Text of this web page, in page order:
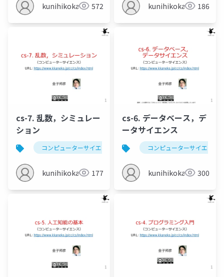
kunihikokaneko572 kunihikokaneko186
cs-7. 乱数，シミュレー
ション
コンピューターサイエンス 乱数 シミュレーション
kunihikokaneko177
cs-6. データベース，デ
ータサイエンス
コンピューターサイエンス
kunihikokaneko300